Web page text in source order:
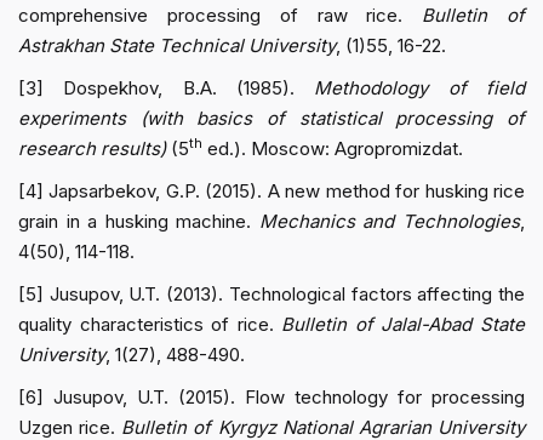
comprehensive processing of raw rice. Bulletin of
Astrakhan State Technical University, (1)55, 16-22.
[3] Dospekhov, B.A. (1985). Methodology of field
experiments (with basics of statistical processing of
research results)(5th ed.). Moscow: Agropromizdat.
[4] Japsarbekov, G.P. (2015). A new method for husking rice
grain in a husking machine. Mechanics and Technologies,
4(50), 114-118.
[5] Jusupov, U.T. (2013). Technological factors affecting the
quality characteristics of rice. Bulletin of Jalal-Abad State
University, 1(27), 488-490.
[6] Jusupov, U.T. (2015). Flow technology for processing
Uzgen rice. Bulletin of Kyrgyz National Agrarian University